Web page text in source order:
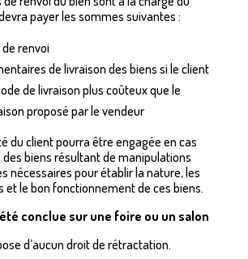
payer les sommes suivantes :
renvoi
de livraison des biens si le client
de livraison plus coûteux que le
proposé par le vendeur
du client pourra être engagée en cas
biens résultant de manipulations
nécessaires pour établir la nature, les
et le bon fonctionnement de ces biens.
conclue sur une foire ou un salon
d’aucun droit de rétractation.